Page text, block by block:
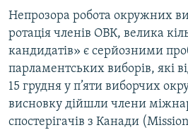
Усі сайти RFE/RL
Непрозора робота окружних
ротація членів ОВК, велика
кандидатів» є серйозними
парламентських виборів, які
15 грудня у п’яти виборчих
висновку дійшли члени
спостерігачів з Канади